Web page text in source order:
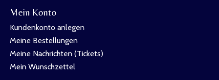
Mein Konto
Kundenkonto anlegen
Meine Bestellungen
Meine Nachrichten (Tickets)
Mein Wunschzettel